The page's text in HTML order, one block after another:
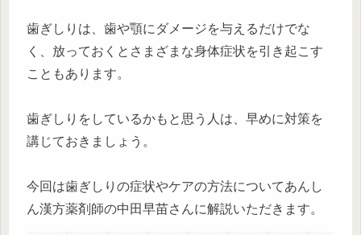
歯ぎしりは、歯や顎にダメージを与えるだけでな
く、放っておくとさまざまな身体症状を引き起こす
こともあります。
歯ぎしりをしているかもと思う人は、早めに対策を
講じておきましょう。
今回は歯ぎしりの症状やケアの方法についてあんし
ん漢方薬剤師の中田早苗さんに解説いただきます。